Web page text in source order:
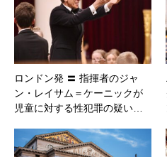
ロンドン発 〓 指揮者のジャ
ン・レイサム＝ケーニックが
児童に対する性犯罪の疑い…